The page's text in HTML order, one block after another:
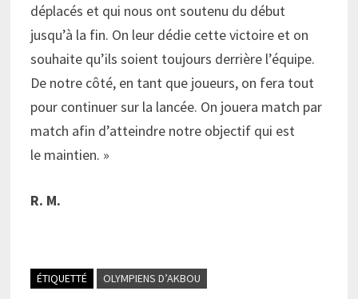
déplacés et qui nous ont soutenu du début
jusqu’à la fin. On leur dédie cette victoire et on
souhaite qu’ils soient toujours derrière l’équipe.
De notre côté, en tant que joueurs, on fera tout
pour continuer sur la lancée. On jouera match par
match afin d’atteindre notre objectif qui est
le maintien. »
R. M.
ÉTIQUETTÉ OLYMPIENS D’AKBOU